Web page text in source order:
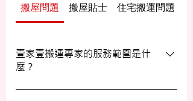
搬屋問題 搬屋貼士 住宅搬運問題
壹家壹搬運專家的服務範圍是什
麼？
壹家壹搬運專家的服務覆蓋港九及新界，無